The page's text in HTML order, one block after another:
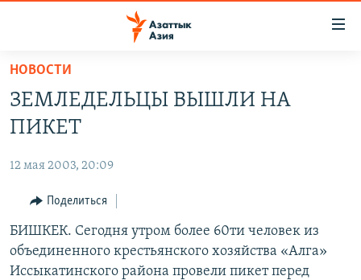
Вернуться
основному
содержанию
навигации
Вернутся
поиску
УЗБЕКИСТАН
ТАДЖИКИСТАН
НА ДРУГИХ ЯЗЫКАХ
ҚАЗАҚША
КЫРГЫЗЧА
ЎЗБЕКЧА
НОВОСТИ
ЗЕМЛЕДЕЛЬЦЫ ВЫШЛИ НА
ПИКЕТ
12 мая 2003, 20:09
Поделиться
БИШКЕК. Сегодня утром более 60ти человек из
объединенного крестьянского хозяйства «Алга»
Иссыкатинского района провели пикет перед